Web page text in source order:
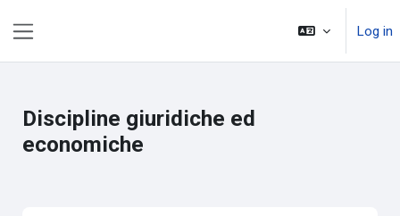
Log in
Discipline giuridiche ed
economiche